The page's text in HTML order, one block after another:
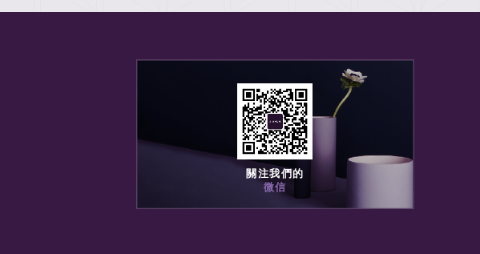
關注我們的
微信